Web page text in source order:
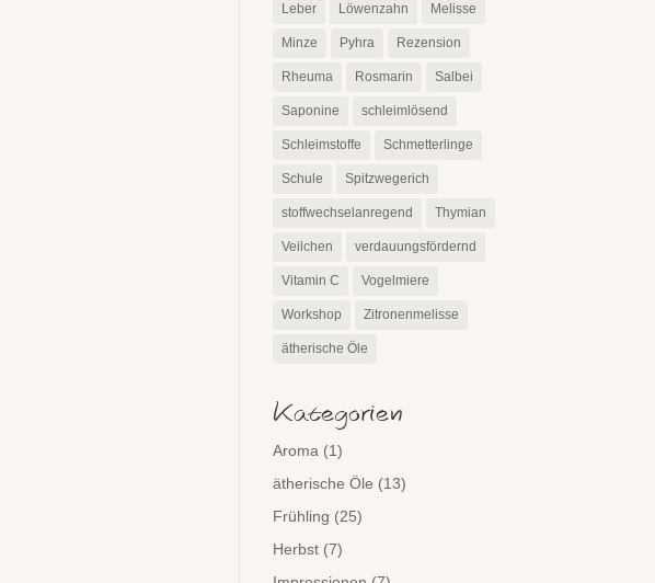
Leber Löwenzahn Melisse
Minze Pyhra Rezension
Rheuma Rosmarin Salbei
Saponine schleimlösend
Schleimstoffe Schmetterlinge
Schule Spitzwegerich
stoffwechselanregend Thymian
Veilchen verdauungsfördernd
Vitamin C Vogelmiere
Workshop Zitronenmelisse
ätherische Öle
Kategorien
Aroma (1)
ätherische Öle (13)
Frühling (25)
Herbst(7)